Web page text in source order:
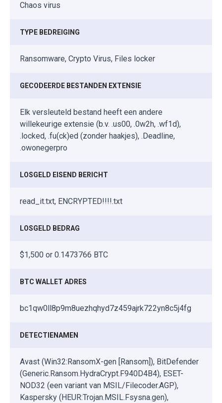
Chaos virus
TYPE BEDREIGING
Ransomware, Crypto Virus, Files locker
GECODEERDE BESTANDEN EXTENSIE
Elk versleuteld bestand heeft een andere
willekeurige extensie (b.v. .us00, .0w2h, .wf1d),
.locked, .fu(ck)ed (zonder haakjes), .Deadline,
.owonegerpro
LOSGELD EISEND BERICHT
read_it.txt, ENCRYPTED!!!!.txt
LOSGELD BEDRAG
$1,500 or 0.1473766 BTC
BTC WALLET ADRES
bc1qw0ll8p9m8uezhqhyd7z459ajrk722yn8c5j4fg
DETECTIENAMEN
Avast (Win32:RansomX-gen [Ransom]), BitDefender
(Generic.Ransom.HydraCrypt.F940D4B4), ESET-
NOD32 (een variant van MSIL/Filecoder.AGP),
Kaspersky (HEUR:Trojan.MSIL.Fsysna.gen),